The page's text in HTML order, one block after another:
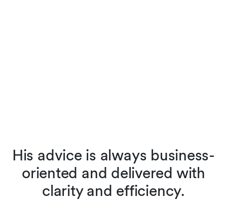
His advice is always business-
oriented and delivered with
clarity and efficiency.